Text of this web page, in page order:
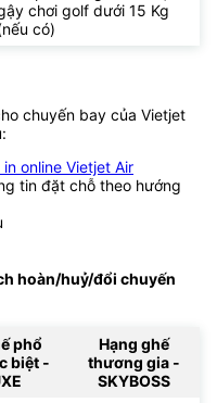
chơi golf dưới 15 Kg
có)
chuyến bay của Vietjet
online Vietjet Air
tin đặt chỗ theo hướng
hoàn/huỷ/đổi chuyến
phổ
biệt -
Hạng ghế
thương gia -
SKYBOSS